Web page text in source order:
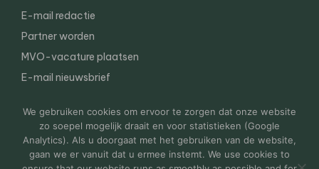
E-mail redactie
Partner worden
MVO-vacature plaatsen
E-mail nieuwsbrief
© 2000-2026 Van der Molen EIS Colofon
Disclaimer
We gebruiken cookies om ervoor te zorgen dat onze website
zo soepel mogelijk draait en voor statistieken (Google
Analytics). Als u doorgaat met het gebruiken van de website,
gaan we er vanuit dat u ermee instemt. We use cookies to